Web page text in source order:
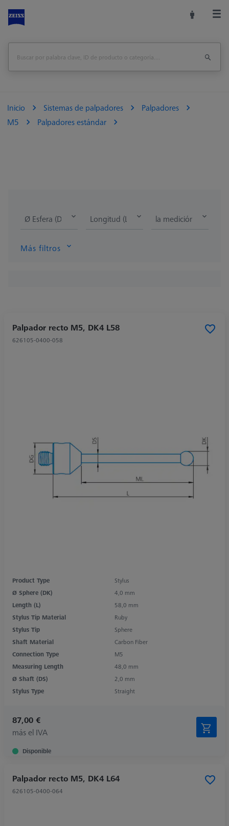
Inicio Sistemas de palpadores
Palpadores
M5
Palpadores estándar
Ø Esfera (DK) Longitud (L) la medición de la
Más filtros
Palpador recto M5, DK4 L58
626105-0400-058
Product Type
Stylus
Ø Sphere (DK)
4,0 mm
Length (L)
58,0 mm
Stylus Tip Material
Ruby
Stylus Tip
Sphere
Shaft Material
Carbon Fiber
Connection Type
M5
Measuring Length
48,0 mm
Ø Shaft (DS)
2,0 mm
Stylus Type
Straight
87,00 €
más el IVA
Disponible
Palpador recto M5, DK4 L64
626105-0400-064